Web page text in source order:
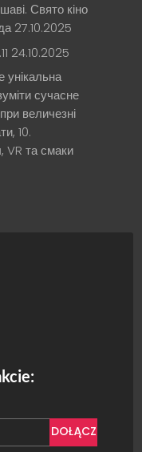
Свято кіно
27.10.2025
24.10.2025
сучасне
величезні
10.
VR та смаки
DOŁĄCZ